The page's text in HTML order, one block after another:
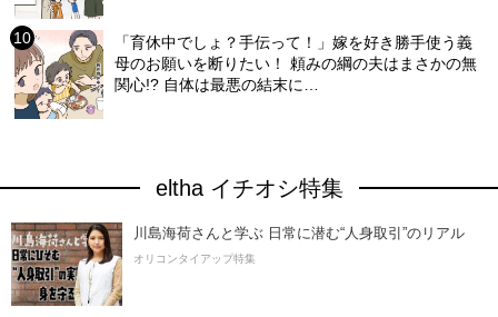
「育休中でしょ？手伝って！」嫁を好き勝手使う義
母のお願いを断りたい！ 頼みの綱の夫はまさかの無
関心!? 自体は最悪の結末に…
eltha イチオシ特集
川島海荷さんと学ぶ 日常に潜む“人身取引”のリアル
オリコンタイアップ特集